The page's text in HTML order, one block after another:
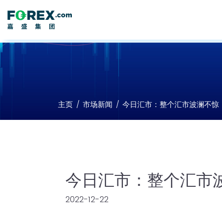
主页 市场新闻 今日汇市：整个汇市波澜不惊
今日汇市：整个汇市
2022-12-22